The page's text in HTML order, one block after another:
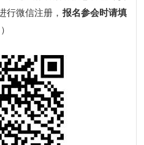
行微信注册， 报名参会时请填